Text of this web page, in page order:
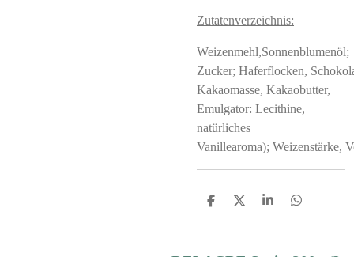
Zutatenverzeichnis:
Weizenmehl,Sonnenblumenöl;
Zucker; Haferflocken,
Kakaomasse, Kakaobutter,
Emulgator: Lecithine,
natürliches
Vanillearoma); Weizenstärke,
S
S
S
S